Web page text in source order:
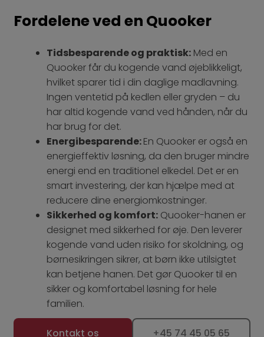
Fordelene ved en Quooker
Tidsbesparende og praktisk: Med en
Quooker får du kogende vand øjeblikkeligt,
hvilket sparer tid i din daglige madlavning.
Ingen ventetid på kedlen eller gryden – du
har altid kogende vand ved hånden, når du
har brug for det.
Energibesparende:En Quooker er også en
energieffektiv løsning, da den bruger mindre
energi end en traditionel elkedel. Det er en
smart investering, der kan hjælpe med at
reducere dine energiomkostninger.
Sikkerhed og komfort: Quooker-hanen er
designet med sikkerhed for øje. Den leverer
kogende vand uden risiko for skoldning, og
børnesikringen sikrer, at børn ikke utilsigtet
kan betjene hanen. Det gør Quooker til en
sikker og komfortabel løsning for hele
familien.
Kontakt os +45 74 45 05 65